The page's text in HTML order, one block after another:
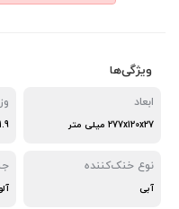
ویژگی‌ها
ابعاد
277x120x27 میلی متر 1.9 کیلوگرم
نوع خنک‌کننده
آبی